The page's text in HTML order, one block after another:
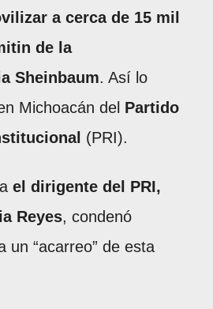
a cerca de 15 mil
de la
Sheinbaum. Así lo
Michoacán del Partido
(PRI).
el dirigente del PRI,
Reyes, condenó
un “acarreo” de esta